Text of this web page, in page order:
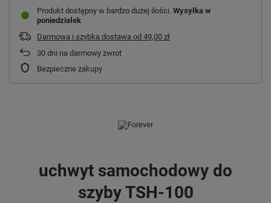
Produkt dostępny w bardzo dużej ilości Wysyłka w
poniedziałek
Darmowa i szybka dostawa od 49,00 zł
30 dni na darmowy zwrot
Bezpieczne zakupy
uchwyt samochodowy do
szyby TSH-100